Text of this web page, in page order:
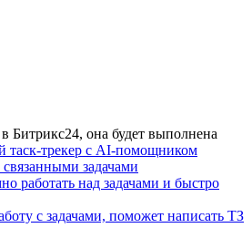
Битрикс24, она будет выполнена
таск-трекер с AI-помощником
задачами
работать над задачами и быстро
с задачами, поможет написать ТЗ